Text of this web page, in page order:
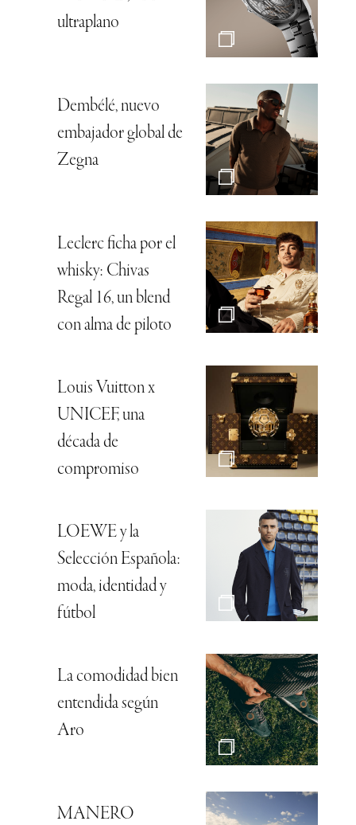
ultraplano
Dembélé, nuevo
embajador global de
Zegna
Leclerc ficha por el
whisky: Chivas
Regal 16, un blend
con alma de piloto
Louis Vuitton x
UNICEF, una
década de
compromiso
LOEWE y la
Selección Española:
moda, identidad y
fútbol
La comodidad bien
entendida según
Aro
MANERO